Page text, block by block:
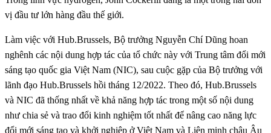
vị đầu tư lớn hàng đầu thế giới.
Làm việc với Hub.Brussels, Bộ trưởng Nguyễn Chí Dũng hoan
nghênh các nội dung hợp tác của tổ chức này với Trung tâm đổi mới
sáng tạo quốc gia Việt Nam (NIC), sau cuộc gặp của Bộ trưởng với
lãnh đạo Hub.Brussels hồi tháng 12/2022. Theo đó, Hub.Brussels
và NIC đã thống nhất về khả năng hợp tác trong một số nội dung
như chia sẻ và trao đổi kinh nghiệm tốt nhất để nâng cao năng lực
đổi mới sáng tạo và khởi nghiệp ở Việt Nam và Liên minh châu Âu